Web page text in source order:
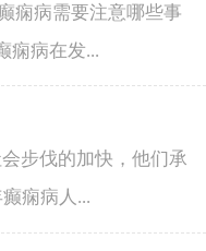
痫病需要注意哪些事
痫病在发...
步伐的加快，他们承
痫病人...